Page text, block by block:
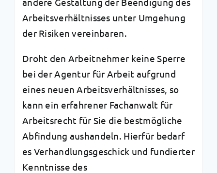
Arbeitsverhältnisses unter Umgehung
der Risiken vereinbaren.
Droht den Arbeitnehmer keine Sperre
bei der Agentur für Arbeit aufgrund
eines neuen Arbeitsverhältnisses, so
kann ein erfahrener Fachanwalt für
Arbeitsrecht für Sie die bestmögliche
Abfindung aushandeln. Hierfür bedarf
es Verhandlungsgeschick und fundierter
Kenntnisse des